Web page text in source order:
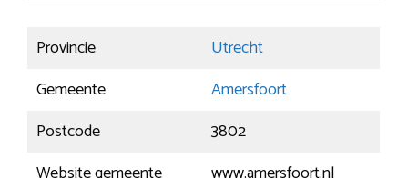
Provincie
Utrecht
Gemeente
Amersfoort
Postcode
3802